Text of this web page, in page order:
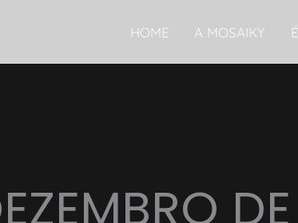
HOME A MOSAIKY